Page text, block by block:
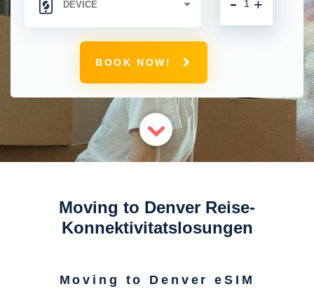
+
BOOK NOW!
Moving to Denver Reise-
Konnektivitatslosungen
Moving to Denver eSIM